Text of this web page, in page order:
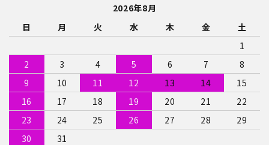
2026年8月
日
月 火 水 木 金
土
1
2
3 4 5 6 7
8
9
10 11 12 13 14
15
16
17 18 19 20 21
22
23
24 25 26 27 28
29
30
31